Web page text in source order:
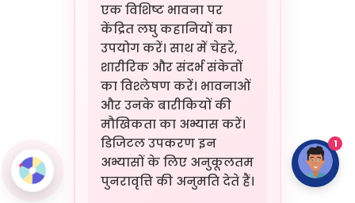
एक विशिष्ट भावना पर
केंद्रित लघु कहानियों का
उपयोग करें। साथ में चेहरे,
शारीरिक और संदर्भ संकेतों
का विश्लेषण करें। भावनाओं
और उनके बारीकियों की
मौखिकता का अभ्यास करें।
डिजिटल उपकरण इन
अभ्यासों के लिए अनुकूलतम
पुनरावृत्ति की अनुमति देते हैं।
1